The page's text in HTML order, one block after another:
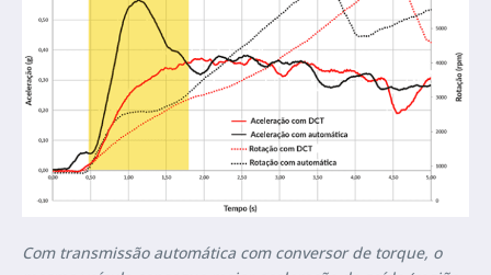
Com transmissão automática com conversor de torque, o